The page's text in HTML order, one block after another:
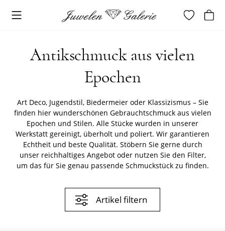
Antikschmuck aus vielen
Epochen
Art Deco, Jugendstil, Biedermeier oder Klassizismus – Sie
finden hier wunderschönen Gebrauchtschmuck aus vielen
Epochen und Stilen. Alle Stücke wurden in unserer
Werkstatt gereinigt, überholt und poliert. Wir garantieren
Echtheit und beste Qualität. Stöbern Sie gerne durch
unser reichhaltiges Angebot oder nutzen Sie den Filter,
um das für Sie genau passende Schmuckstück zu finden.
Artikel filtern